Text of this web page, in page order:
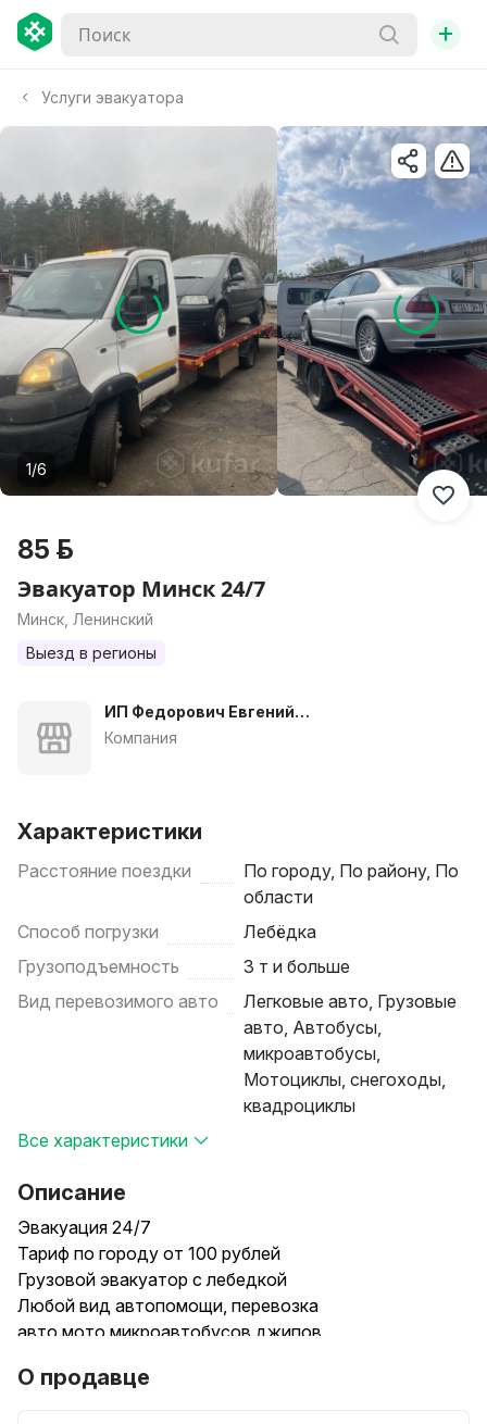
+
Услуги эвакуатора
1/6
85 р.
Эвакуатор Минск 24/7
Минск, Ленинский
Выезд в регионы
ИП Федорович Евгений
Вячеславович
Компания
Характеристики
Расстояние поездки
По городу, По району, По
области
Способ погрузки
Лебёдка
Грузоподъемность
3 т и больше
Вид перевозимого авто
Легковые авто, Грузовые
авто, Автобусы,
микроавтобусы,
Мотоциклы, снегоходы,
квадроциклы
Все характеристики
Описание
Эвакуация 24/7
Тариф по городу от 100 рублей
Грузовой эвакуатор с лебедкой
Любой вид автопомощи, перевозка
авто,мото,микроавтобусов,джипов .
Перевозка в МРЭО
О продавце